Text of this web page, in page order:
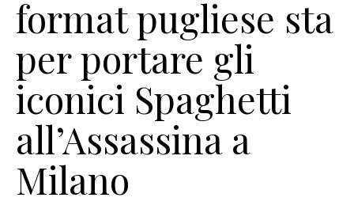
format pugliese sta
per portare gli
iconici Spaghetti
all’Assassina a
Milano